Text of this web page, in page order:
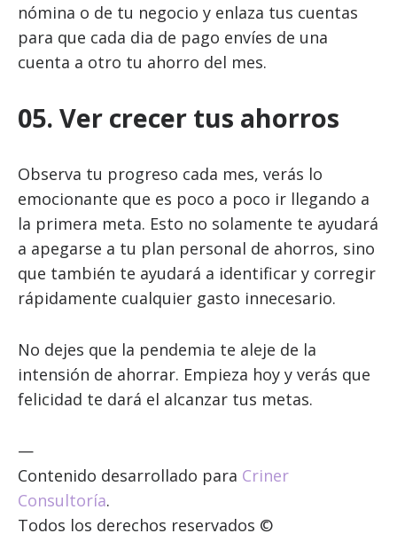
nómina o de tu negocio y enlaza tus cuentas
para que cada dia de pago envíes de una
cuenta a otro tu ahorro del mes.
05. Ver crecer tus ahorros
Observa tu progreso cada mes, verás lo
emocionante que es poco a poco ir llegando a
la primera meta. Esto no solamente te ayudará
a apegarse a tu plan personal de ahorros, sino
que también te ayudará a identificar y corregir
rápidamente cualquier gasto innecesario.
No dejes que la pendemia te aleje de la
intensión de ahorrar. Empieza hoy y verás que
felicidad te dará el alcanzar tus metas.
—
Contenido desarrollado para Criner
Consultoría.
Todos los derechos reservados ©